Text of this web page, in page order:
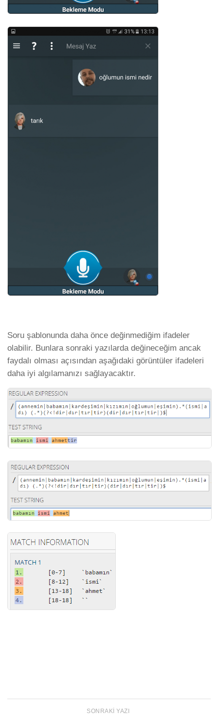
Soru şablonunda daha önce değinmediğim ifadeler
olabilir. Bunlara sonraki yazılarda değineceğim ancak
faydalı olması açısından aşağıdaki görüntüler ifadeleri
daha iyi algılamanızı sağlayacaktır.
SONRAKI YAZI